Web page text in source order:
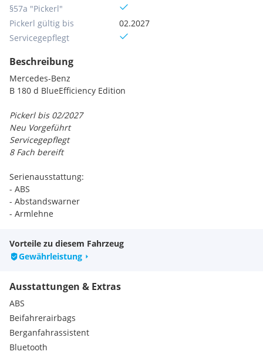
§57a "Pickerl"
Pickerl gültig bis
02.2027
Servicegepflegt
Beschreibung
Mercedes-Benz
B 180 d BlueEfficiency Edition
Pickerl bis 02/2027
Neu Vorgeführt
Servicegepflegt
8 Fach bereift
Serienausstattung:
- ABS
- Abstandswarner
- Armlehne
- Berganfahrassistent
- Bluetooth
- Bordcomputer
- Einparkhilfe Kamera
- Elektr. Seitenspiegel
- Elektr. Fensterheber
- Elektr. Parkbremse
- ESP
- Fahrerairbag
Vorteile zu diesem Fahrzeug
Gewährleistung
Ausstattungen & Extras
ABS
Beifahrerairbags
Berganfahrassistent
Bluetooth